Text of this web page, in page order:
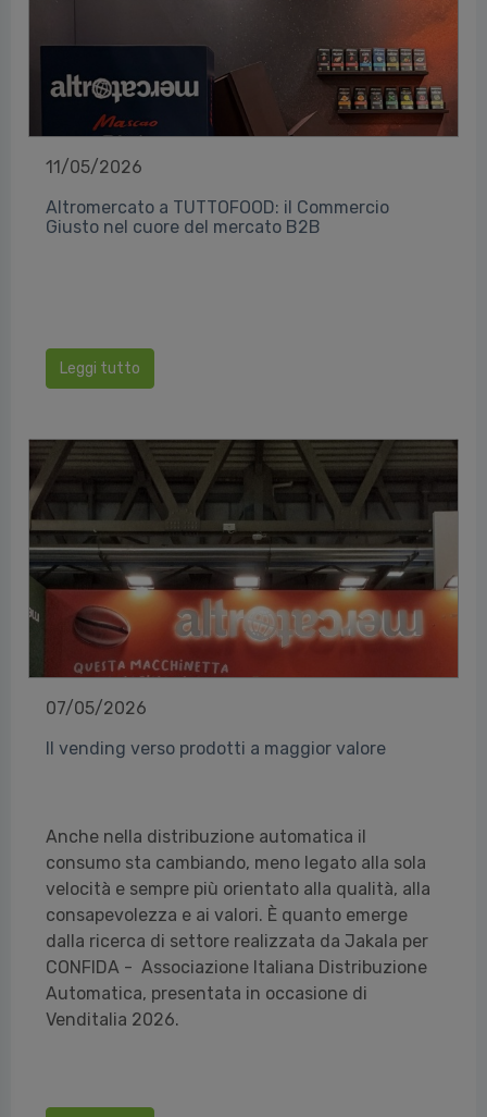
11/05/2026
Altromercato a TUTTOFOOD: il Commercio
Giusto nel cuore del mercato B2B
Leggi tutto
07/05/2026
Il vending verso prodotti a maggior valore
Anche nella distribuzione automatica il
consumo sta cambiando, meno legato alla sola
velocità e sempre più orientato alla qualità, alla
consapevolezza e ai valori. È quanto emerge
dalla ricerca di settore realizzata da Jakala per
CONFIDA - Associazione Italiana Distribuzione
Automatica, presentata in occasione di
Venditalia 2026.